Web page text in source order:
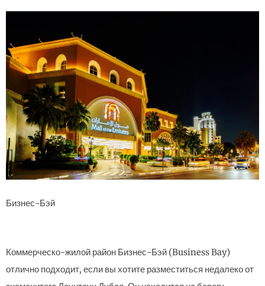
Бизнес-Бэй
Коммерческо-жилой район Бизнес-Бэй (Business Bay)
отлично подходит, если вы хотите разместиться недалеко от